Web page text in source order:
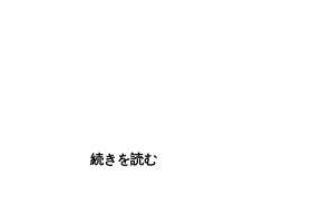
続きを読む